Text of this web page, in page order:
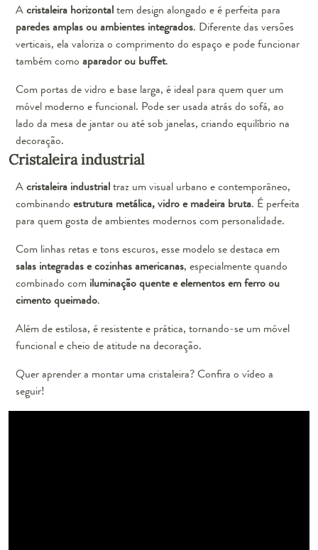
Acristaleira horizontaltem design alongado e é perfeita para
paredes amplas ou ambientes integrados. Diferente das versões
verticais, ela valoriza o comprimento do espaço e pode funcionar
também como aparador ou buffet.
Com portas de vidro e base larga, é ideal para quem quer um
móvel moderno e funcional. Pode ser usada atrás do sofá, ao
lado da mesa de jantar ou até sob janelas, criando equilíbrio na
decoração.
Cristaleira industrial
Acristaleira industrialtraz um visual urbano e contemporâneo,
combinando estrutura metálica, vidro e madeira bruta. É perfeita
para quem gosta de ambientes modernos com personalidade.
Com linhas retas e tons escuros, esse modelo se destaca em
salas integradas e cozinhas americanas, especialmente quando
combinado com iluminação quente e elementos em ferro ou
cimento queimado.
Além de estilosa, é resistente e prática, tornando-se um móvel
funcional e cheio de atitude na decoração.
Quer aprender a montar uma cristaleira? Confira o vídeo a
seguir!